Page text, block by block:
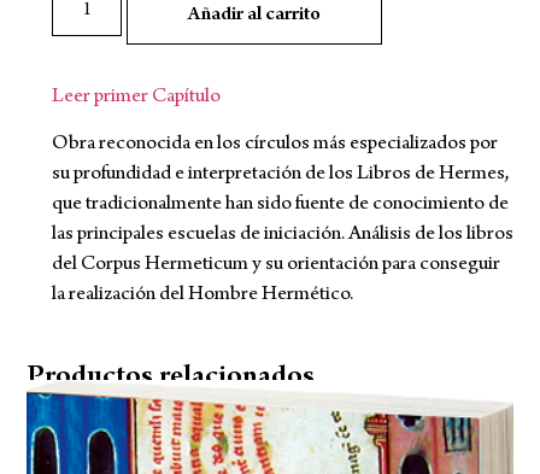
Añadir al carrito
Leer primer Capítulo
Obra reconocida en los círculos más especializados por
su profundidad e interpretación de los Libros de Hermes,
que tradicionalmente han sido fuente de conocimiento de
las principales escuelas de iniciación. Análisis de los libros
del Corpus Hermeticum y su orientación para conseguir
la realización del Hombre Hermético.
Productos relacionados